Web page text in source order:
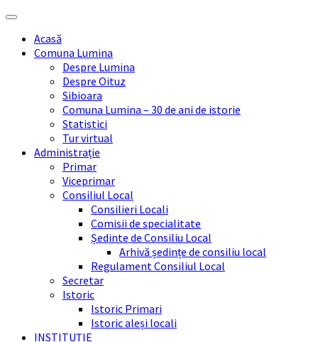
Skip
content
Skip
sidebar
Skip
right
sidebar
Skip
footerAcasă
Comuna Lumina
Despre Lumina
Despre Oituz
Sibioara
Comuna Lumina – 30 de ani de istorie
Statistici
Tur virtual
Administrație
Primar
Viceprimar
Consiliul Local
Consilieri Locali
Comisii de specialitate
Ședinte de Consiliu Local
Arhivă ședințe de consiliu local
Regulament Consiliul Local
Secretar
Istoric
Istoric Primari
Istoric aleși locali
INSTITUȚIE